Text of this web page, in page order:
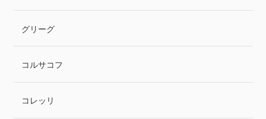
グリーグ
コルサコフ
コレッリ